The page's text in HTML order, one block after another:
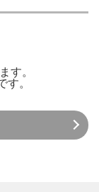
す。
す。